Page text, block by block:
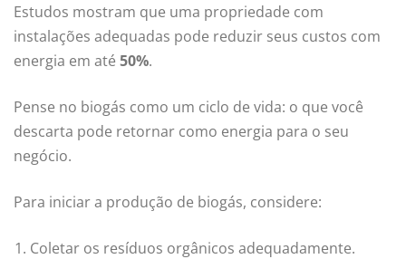
Estudos mostram que uma propriedade com
instalações adequadas pode reduzir seus custos com
energia em até 50%.
Pense no biogás como um ciclo de vida: o que você
descarta pode retornar como energia para o seu
negócio.
Para iniciar a produção de biogás, considere:
Coletar os resíduos orgânicos adequadamente.